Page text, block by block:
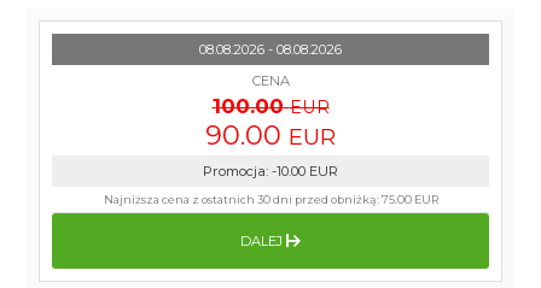
08.08.2026 - 08.08.2026
CENA
100.00 EUR
90.00 EUR
Promocja: -10.00 EUR
Najniższa cena z ostatnich 30 dni przed obniżką:75.00 EUR
DALEJ